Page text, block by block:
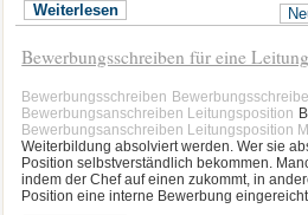
Weiterlesen
Bewerbungsschreiben für eine
Bewerbungsschreiben
Bewerbungsanschreiben Leitungsposition
Bewerbungsanschreiben Leitungsposition
Weiterbildung absolviert werden. Wer sie
Position selbstverständlich bekommen.
indem der Chef auf einen zukommt, in
Position eine interne Bewerbung